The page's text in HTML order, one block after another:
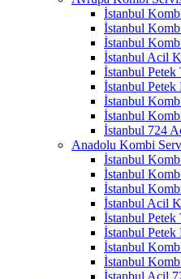
İstanbul
İstanbul
İstanbul
İstanbul Acil
İstanbul Petek
İstanbul Petek
İstanbul
İstanbul
İstanbul 724
Anadolu Kombi
İstanbul
İstanbul
İstanbul
İstanbul Acil
İstanbul Petek
İstanbul Petek
İstanbul
İstanbul
İstanbul Acil